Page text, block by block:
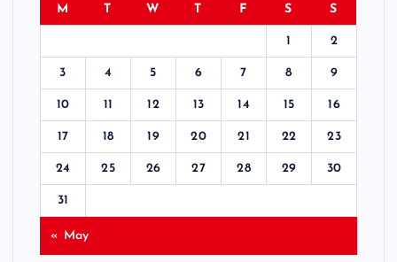
M T W T F S S
1 2
3 4 5 6 7 8 9
10 11 12 13 14 15 16
17 18 19 20 21 22 23
24 25 26 27 28 29 30
31
« May